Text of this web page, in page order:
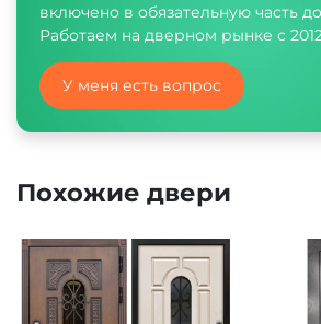
включено в обязательную часть
Работаем на дверном рынке с
У меня есть вопрос
Похожие двери